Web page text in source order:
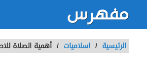
الرئيسية / اسلاميات / أهمية الصلاة